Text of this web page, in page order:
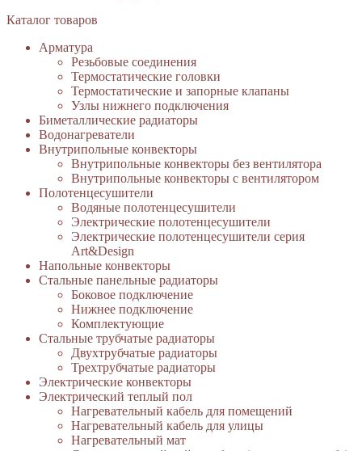
Каталог товаров
Арматура
Резьбовые соединения
Термостатические головки
Термостатические и запорные клапаны
Узлы нижнего подключения
Биметаллические радиаторы
Водонагреватели
Внутрипольные конвекторы
Внутрипольные конвекторы без вентилятора
Внутрипольные конвекторы с вентилятором
Полотенцесушители
Водяные полотенцесушители
Электрические полотенцесушители
Электрические полотенцесушители серия
Art&Design
Напольные конвекторы
Стальные панельные радиаторы
Боковое подключение
Нижнее подключение
Комплектующие
Стальные трубчатые радиаторы
Двухтрубчатые радиаторы
Трехтрубчатые радиаторы
Электрические конвекторы
Электрический теплый пол
Нагревательный кабель для помещений
Нагревательный кабель для улицы
Нагревательный мат